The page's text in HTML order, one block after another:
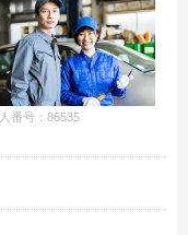
番号：86535